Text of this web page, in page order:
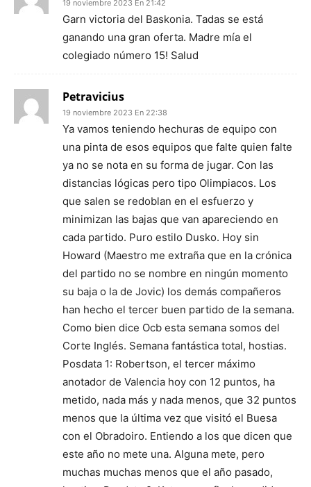
19 noviembre 2023 En 21:42
Garn victoria del Baskonia. Tadas se está
ganando una gran oferta. Madre mía el
colegiado número 15! Salud
Petravicius
19 noviembre 2023 En 22:38
Ya vamos teniendo hechuras de equipo con
una pinta de esos equipos que falte quien falte
ya no se nota en su forma de jugar. Con las
distancias lógicas pero tipo Olimpiacos. Los
que salen se redoblan en el esfuerzo y
minimizan las bajas que van apareciendo en
cada partido. Puro estilo Dusko. Hoy sin
Howard (Maestro me extraña que en la crónica
del partido no se nombre en ningún momento
su baja o la de Jovic) los demás compañeros
han hecho el tercer buen partido de la semana.
Como bien dice Ocb esta semana somos del
Corte Inglés. Semana fantástica total, hostias.
Posdata 1: Robertson, el tercer máximo
anotador de Valencia hoy con 12 puntos, ha
metido, nada más y nada menos, que 32 puntos
menos que la última vez que visitó el Buesa
con el Obradoiro. Entiendo a los que dicen que
este año no mete una. Alguna mete, pero
muchas muchas menos que el año pasado,